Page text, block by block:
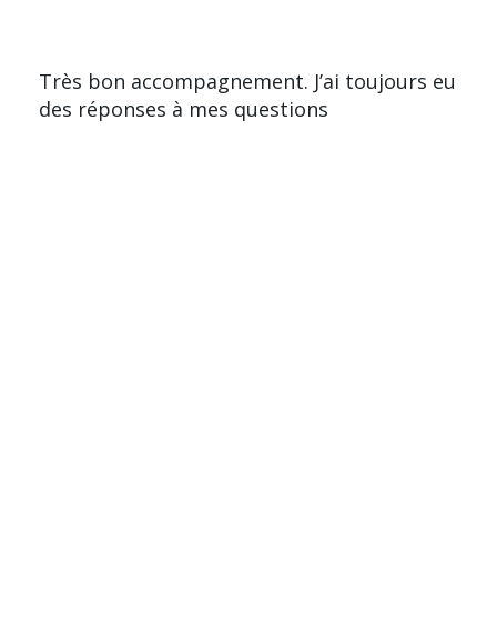
Très bon accompagnement. J’ai toujours eu
des réponses à mes questions